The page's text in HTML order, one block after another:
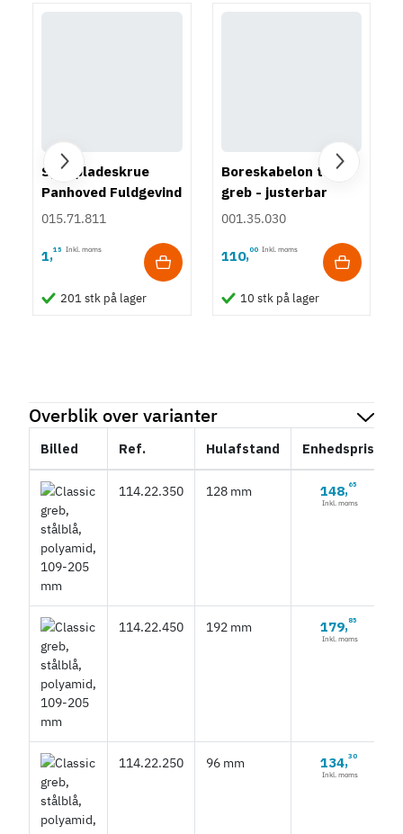
Spånpladeskrue
Panhoved Fuldgevind
Ø4,0 - PZ2
015.71.811
1,15 Inkl. moms
201 stk på lager
Boreskabelon til
greb - justerbar
001.35.030
110,00 Inkl. moms
10 stk på lager
Overblik over varianter
Billed Ref. Hulafstand Enhedspris
114.22.350 128 mm 148,65
Inkl. moms
114.22.450 192 mm 179,85
Inkl. moms
114.22.250 96 mm 134,30
Inkl. moms